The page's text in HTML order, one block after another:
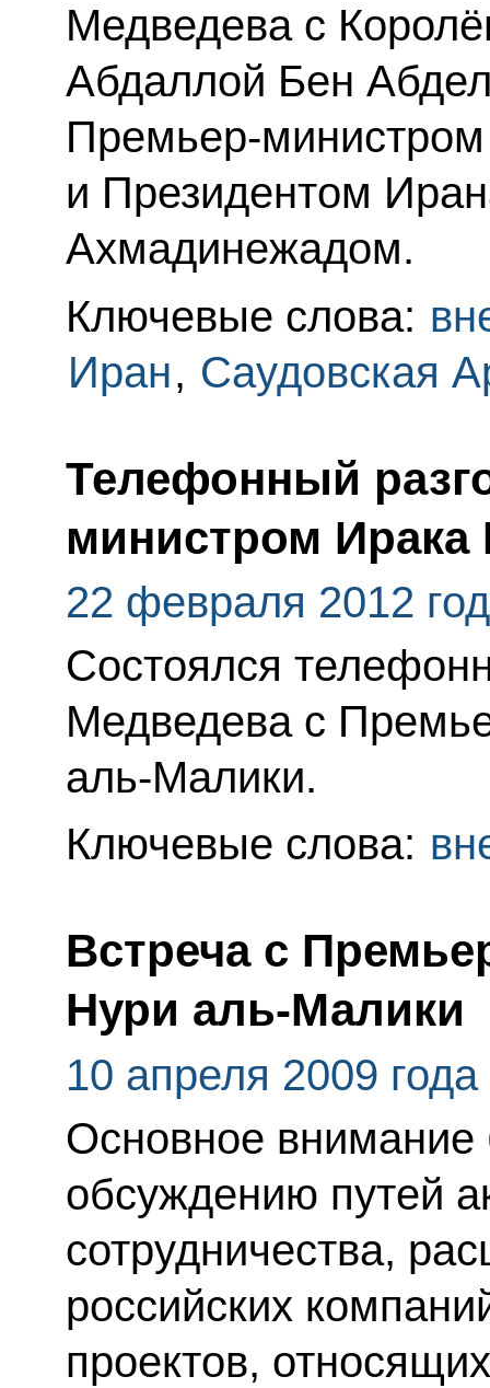
Медведева с
Абдаллой Бен
Премьер-
и Президентом
Ахмадинежадом.
Ключевые слова:
Иран, Саудовская
Телефонный
министром
22 февраля 2012
Состоялся
Медведева с
аль-Малики.
Ключевые слова:
Встреча с
Нури аль-Малики
10 апреля 2009 года
Основное
обсуждению путей
сотрудничества,
российских
проектов,